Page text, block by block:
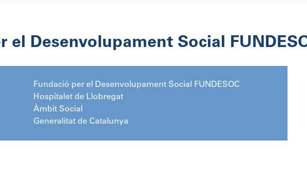
el Desenvolupament Social
Fundació per el Desenvolupament Social FUNDESOC
Hospitalet de Llobregat
Àmbit Social
Generalitat de Catalunya